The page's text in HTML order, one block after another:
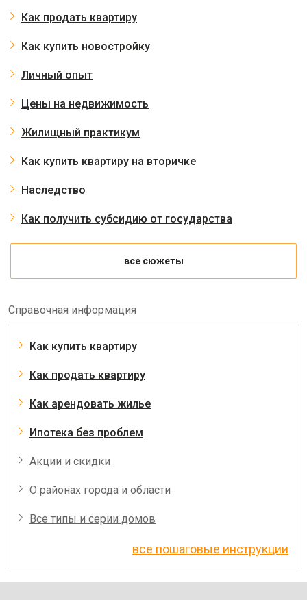
Как продать квартиру
Как купить новостройку
Личный опыт
Цены на недвижимость
Жилищный практикум
Как купить квартиру на вторичке
Наследство
Как получить субсидию от государства
все сюжеты
Справочная информация
Как купить квартиру
Как продать квартиру
Как арендовать жилье
Ипотека без проблем
Акции и скидки
О районах города и области
Все типы и серии домов
все пошаговые инструкции